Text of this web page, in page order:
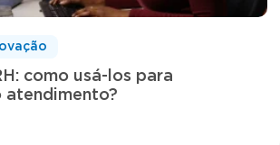
como usá-los para